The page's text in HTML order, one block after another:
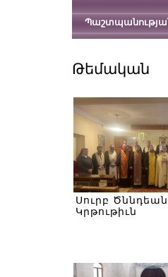
Թեմական
Սուրբ Ծննդեան
Կրթութիւն